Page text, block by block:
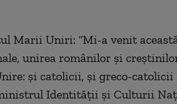
Marii Uniri: “Mi-a venit
unirea românilor şi
şi catolicii, şi greco-catolicii
Identităţii şi Culturii